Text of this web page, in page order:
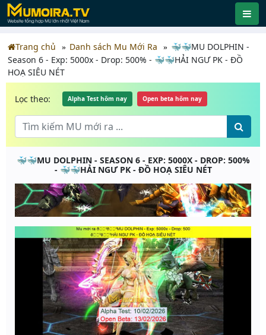
Trang chủ Danh sách Mu Mới Ra
🐳🐳MU DOLPHIN -
Season 6 - Exp: 5000x - Drop: 500% - 🐳🐳HẢI NGƯ PK - ĐỒ
HOẠ SIÊU NÉT
Lọc theo: Alpha Test hôm nay Open beta hôm nay
🐳🐳MU DOLPHIN - SEASON 6 - EXP: 5000X - DROP: 500%
- 🐳🐳HẢI NGƯ PK - ĐỒ HOẠ SIÊU NÉT